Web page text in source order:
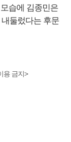
습에 김종민은
내둘렀다는 후문
용 금지>